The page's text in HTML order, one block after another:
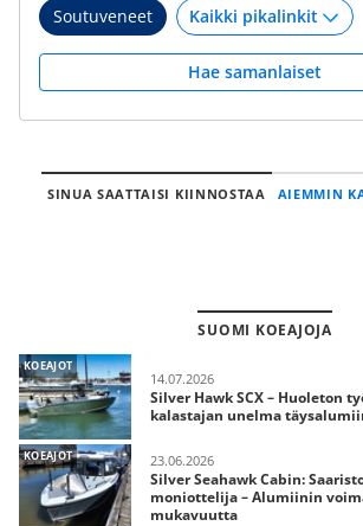
Soutuveneet
Hae samanlaiset
SINUA SAATTAISI KIINNOSTAA AIEMMIN
SUOMI KOEAJOJA
KOEAJOT
14.07.2026
Silver Hawk SCX – Huoleton
kalastajan unelma
KOEAJOT 23.06.2026
Silver Seahawk Cabin:
moniottelija – Alumiinin
mukavuutta